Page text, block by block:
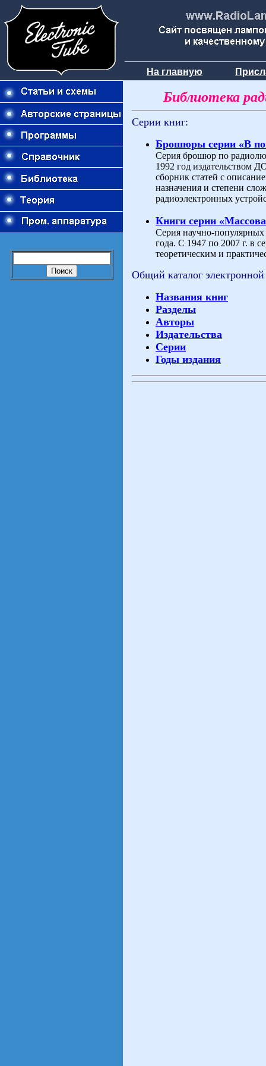
На главную
Библиотека
Серии книг:
Брошюры серии «В
Серия брошюр по
1992 год издательством
сборник статей с
назначения и степени
радиоэлектронных
Книги серии
Серия научно-
года. С 1947 по 2007 г. в
теоретическим и
Общий каталог
Названия книг
Разделы
Авторы
Издательства
Серии
Годы издания